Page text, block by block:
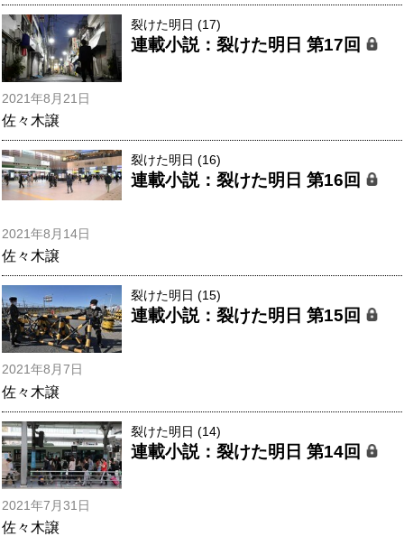
裂けた明日 (17)
連載小説：裂けた明日 第17回
2021年8月21日
佐々木譲
裂けた明日 (16)
連載小説：裂けた明日 第16回
2021年8月14日
佐々木譲
裂けた明日 (15)
連載小説：裂けた明日 第15回
2021年8月7日
佐々木譲
裂けた明日 (14)
連載小説：裂けた明日 第14回
2021年7月31日
佐々木譲